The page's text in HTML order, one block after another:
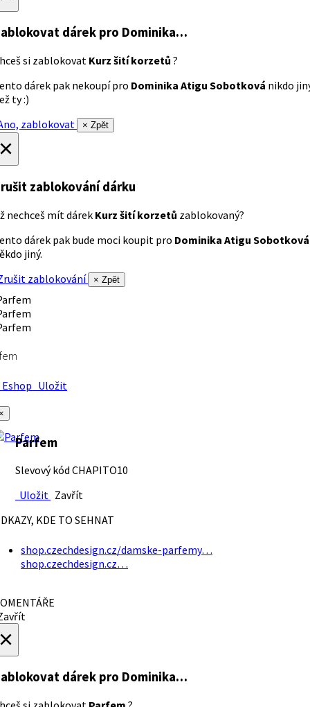
dárek pro Dominika…
si zablokovat Kurz šití korzetů ?
dárek pak nekoupí pro Dominika Atigu Sobotková nikdo
ty :)
zablokovat
× Zpět
zablokování dárku
nechceš mít dárek Kurz šití korzetů zablokovaný?
dárek pak bude moci koupit pro Dominika Atigu Sobotková
jiný.
zablokování
× Zpět
Uložit
Parfem
Slevový kód CHAPITO10
Uložit Zavřít
KDE TO SEHNAT
shop.czechdesign.cz/damske-parfemy…
shop.czechdesign.cz…
dárek pro Dominika…